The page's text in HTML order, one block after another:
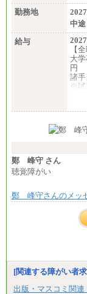
勤務地
中途
給与
【
大
円
諸
※試
月
ます
鄭 峰守 さん
聴覚障がい
鄭 峰守さんのメッ
[関連する障がい者
出版・マスコミ関連